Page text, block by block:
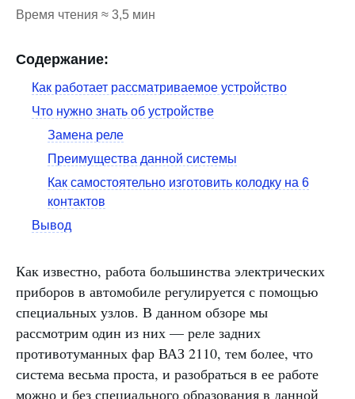
Время чтения ≈ 3,5 мин
Содержание:
Как работает рассматриваемое устройство
Что нужно знать об устройстве
Замена реле
Преимущества данной системы
Как самостоятельно изготовить колодку на 6
контактов
Вывод
Как известно, работа большинства электрических
приборов в автомобиле регулируется с помощью
специальных узлов. В данном обзоре мы
рассмотрим один из них — реле задних
противотуманных фар ВАЗ 2110, тем более, что
система весьма проста, и разобраться в ее работе
можно и без специального образования в данной